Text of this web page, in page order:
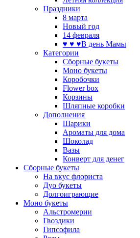
Праздники
8 марта
Новый год
14 февраля
♥ ♥ ♥В день Мамы
Категории
Сборные букеты
Моно букеты
Коробочки
Flower box
Корзины
Шляпные коробки
Дополнения
Шарики
Ароматы для дома
Шоколад
Вазы
Конверт для денег
Сборные букеты
На вкус флориста
Дуо букеты
Долгоиграющие
Моно букеты
Альстромерии
Гвоздики
Гипсофила